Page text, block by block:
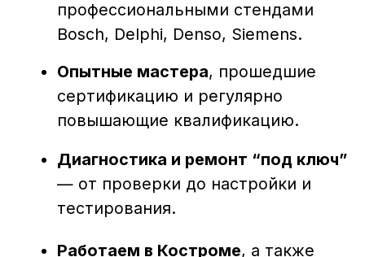
Наш сервис поможет вашей технике
работать без перебоев — быстро, точно